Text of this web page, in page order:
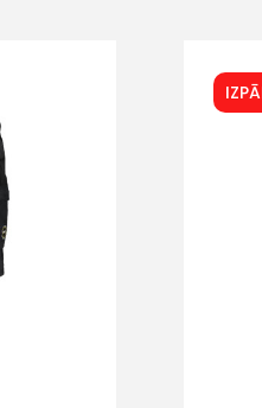
veikala
un īpašos piedāvājumus e-